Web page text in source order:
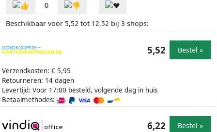
0
Beschikbaar voor 5,52 tot 12,52 bij 3 shops:
Verzendkosten: € 5,95
Retourneren: 14 dagen
Levertijd: Voor 17:00 besteld, volgende dag in huis
Betaalmethodes:
5,52 Bestel »
6,22 Bestel »